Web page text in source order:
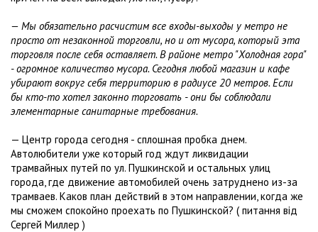
— Мы обязательно расчистим все входы-выходы у метро не
просто от незаконной торговли, но и от мусора, который эта
торговля после себя оставляет. В районе метро "Холодная гора"
- огромное количество мусора. Сегодня любой магазин и кафе
убирают вокруг себя территорию в радиусе 20 метров. Если
бы кто-то хотел законно торговать - они бы соблюдали
элементарные санитарные требования.
— Центр города сегодня - сплошная пробка днем.
Автолюбители уже который год ждут ликвидации
трамвайных путей по ул. Пушкинской и остальных улиц
города, где движение автомобилей очень затруднено из-за
трамваев. Каков план действий в этом направлении, когда же
мы сможем спокойно проехать по Пушкинской? ( питання вiд
Сергей Миллер )